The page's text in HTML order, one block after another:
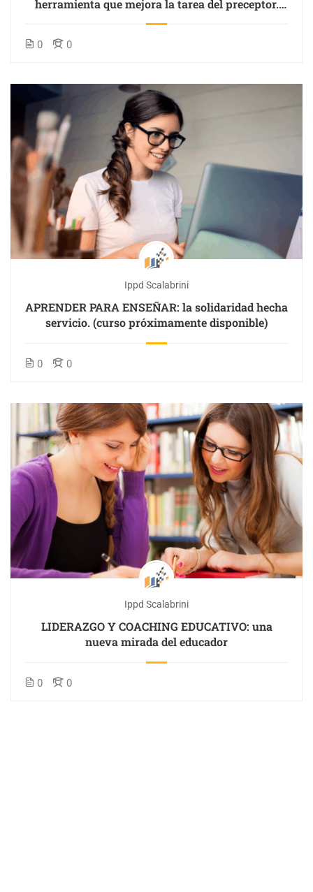
herramienta que mejora la tarea del preceptor.
0 0
Ippd Scalabrini
APRENDER PARA ENSEÑAR: la solidaridad hecha
servicio. (curso próximamente disponible)
0 0
Ippd Scalabrini
LIDERAZGO Y COACHING EDUCATIVO: una
nueva mirada del educador
0 0